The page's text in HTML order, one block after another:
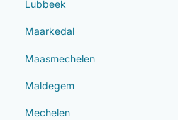
Lubbeek
Maarkedal
Maasmechelen
Maldegem
Mechelen